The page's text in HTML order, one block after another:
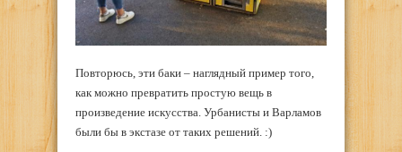
Повторюсь, эти баки – наглядный пример того,
как можно превратить простую вещь в
произведение искусства. Урбанисты и Варламов
были бы в экстазе от таких решений. :)